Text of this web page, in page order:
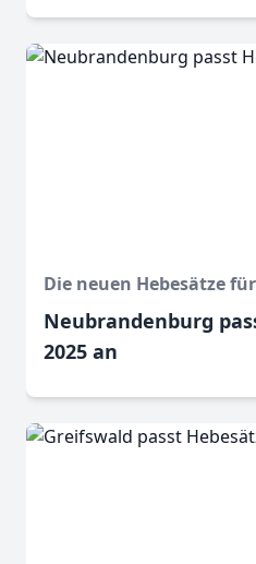
Die neuen Hebesätze
Neubrandenburg
2025 an